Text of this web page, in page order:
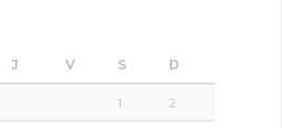
J V S D
1 2